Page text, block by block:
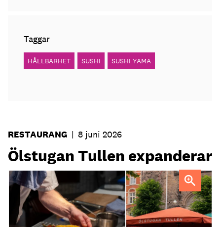
Taggar
HÅLLBARHET SUSHI SUSHI YAMA
RESTAURANG | 8 juni 2026
Ölstugan Tullen expanderar